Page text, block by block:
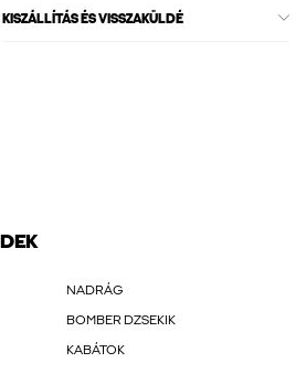
KISZÁLLÍTÁS ÉS VISSZAKÜLDÉ
NADRÁG
BOMBER DZSEKIK
KABÁTOK